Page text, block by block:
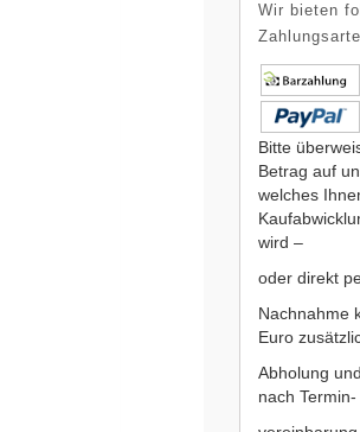
Wir bieten
Bitte
Betrag auf
welches
wird –
oder direkt
Nachnahme
Euro
Abholung
nach Termin-